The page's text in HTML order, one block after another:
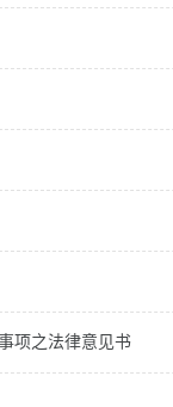
项之法律意见书